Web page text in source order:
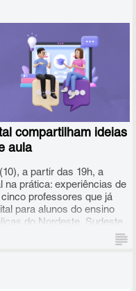
compartilham ideias
aula
a partir das 19h, a
na prática: experiências de
professores que já
para alunos do ensino
do Nordeste, Sudeste
tem sido esse trabalho.